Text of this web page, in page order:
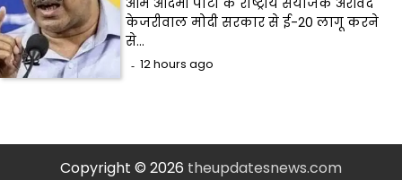
आम आदमी पार्टी के राष्ट्रीय संयोजक अरविंद
केजरीवाल मोदी सरकार से ई-20 लागू करने
से…
12 hours ago
Copyright © 2026 theupdatesnews.com